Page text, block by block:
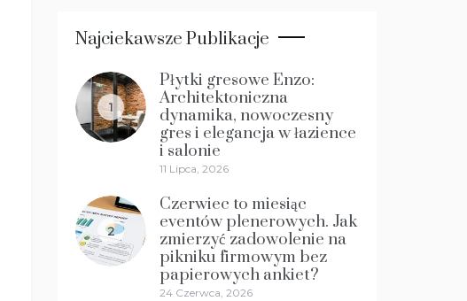
Najciekawsze Publikacje
1
Płytki gresowe Enzo:
Architektoniczna
dynamika, nowoczesny
gres i elegancja w łazience
i salonie
11 Lipca, 2026
2
Czerwiec to miesiąc
eventów plenerowych. Jak
zmierzyć zadowolenie na
pikniku firmowym bez
papierowych ankiet?
24 Czerwca, 2026